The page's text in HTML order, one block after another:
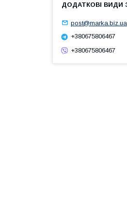
post@marka.biz.ua
+380675806467
+380675806467